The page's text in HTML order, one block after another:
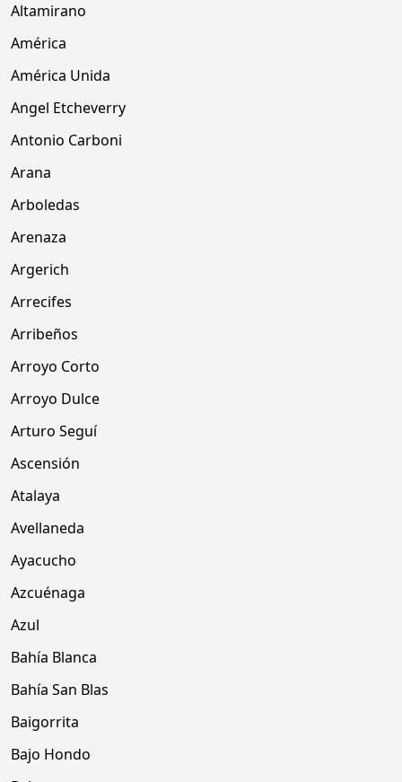
Altamirano
América
América Unida
Angel Etcheverry
Antonio Carboni
Arana
Arboledas
Arenaza
Argerich
Arrecifes
Arribeños
Arroyo Corto
Arroyo Dulce
Arturo Seguí
Ascensión
Atalaya
Avellaneda
Ayacucho
Azcuénaga
Azul
Bahía Blanca
Bahía San Blas
Baigorrita
Bajo Hondo